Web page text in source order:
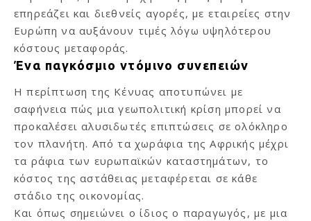
επηρεάζει και διεθνείς αγορές, με εταιρείες στην
Ευρώπη να αυξάνουν τιμές λόγω υψηλότερου
κόστους μεταφοράς.
Ένα παγκόσμιο ντόμινο συνεπειών
Η περίπτωση της Κένυας αποτυπώνει με
σαφήνεια πώς μια γεωπολιτική κρίση μπορεί να
προκαλέσει αλυσιδωτές επιπτώσεις σε ολόκληρο
τον πλανήτη. Από τα χωράφια της Αφρικής μέχρι
τα ράφια των ευρωπαϊκών καταστημάτων, το
κόστος της αστάθειας μεταφέρεται σε κάθε
στάδιο της οικονομίας.
Και όπως σημειώνει ο ίδιος ο παραγωγός, με μια